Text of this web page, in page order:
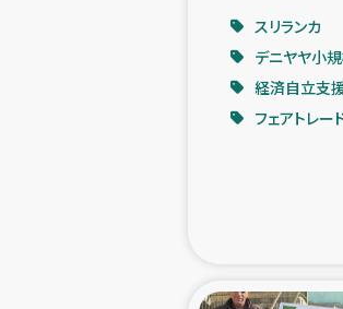
スリランカ
デニヤヤ小
経済自立支
フェアトレー